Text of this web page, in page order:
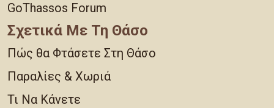
GoThassos Forum
Σχετικά Με Τη Θάσο
Πώς θα Φτάσετε Στη Θάσο
Παραλίες & Χωριά
Τι Να Κάνετε